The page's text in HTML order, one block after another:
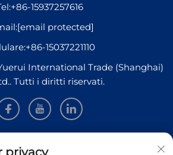
+86-15937257616
[email protected]
+86-15037221110
International Trade (Shanghai)
Tutti i diritti riservati.
privacy